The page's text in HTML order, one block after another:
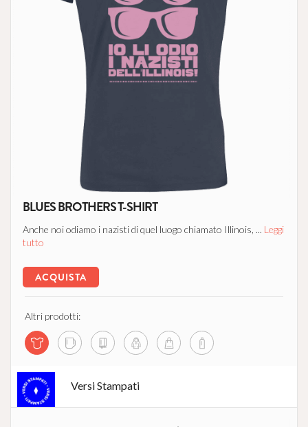
BLUES BROTHERS T-SHIRT
Anche noi odiamo i nazisti di quel luogo chiamato Illinois, ... Leggi
tutto
ACQUISTA
Altri prodotti:
Versi Stampati